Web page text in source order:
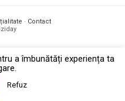
· Contact
a îmbunătăți experiența ta
Refuz